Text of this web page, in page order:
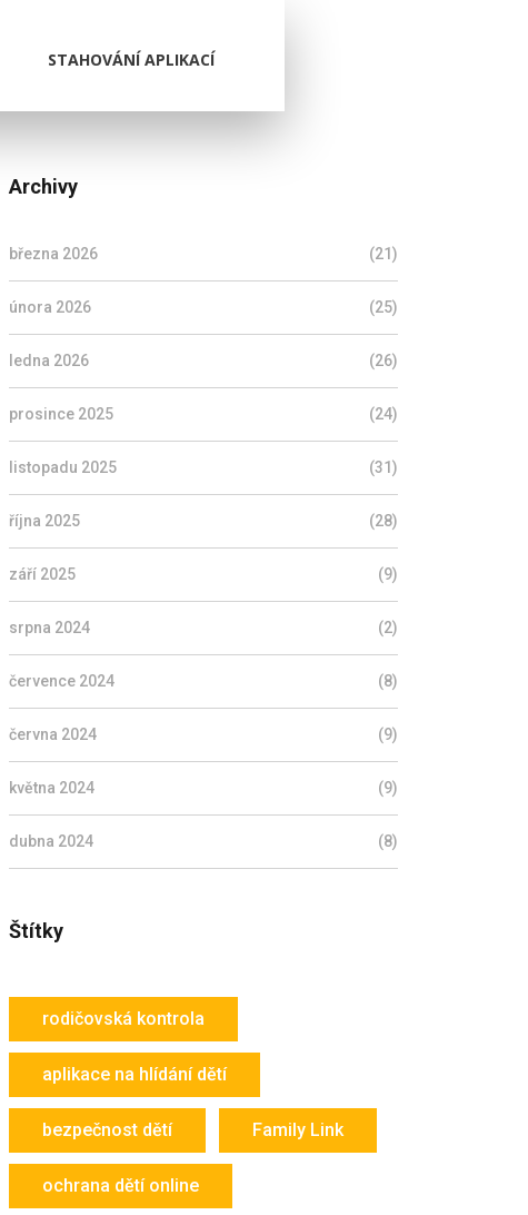
STAHOVÁNÍ APLIKACÍ
Archivy
března 2026 (21)
února 2026 (25)
ledna 2026 (26)
prosince 2025 (24)
listopadu 2025 (31)
října 2025 (28)
září 2025 (9)
srpna 2024 (2)
července 2024 (8)
června 2024 (9)
května 2024 (9)
dubna 2024 (8)
Štítky
rodičovská kontrola
aplikace na hlídání dětí
bezpečnost dětí Family Link
ochrana dětí online